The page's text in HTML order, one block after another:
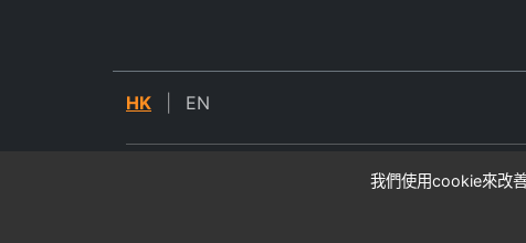
HK EN
© 2026 SIFU24. All rights reserved.
* 所有價格均為估算，
我們使用cookie來改